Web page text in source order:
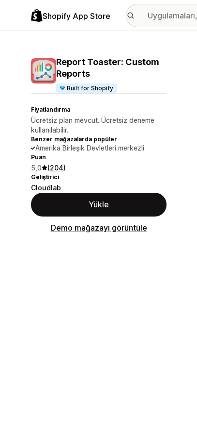
Shopify App Store
Report Toaster: Custom
Reports
Built for Shopify
Fiyatlandırma
Ücretsiz plan mevcut. Ücretsiz deneme
kullanılabilir.
Benzer mağazalarda popüler
Amerika Birleşik Devletleri merkezli
Puan
5,0 (204)
Geliştirici
Cloudlab
Yükle
Demo mağazayı görüntüle